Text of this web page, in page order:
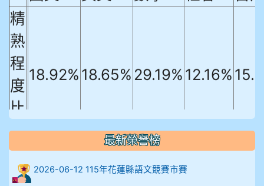
精
熟
程
度
比
例
18.92% 18.65% 29.19% 12.16%
906陳兆宏 5A10+ 作文5
912余 嘉 5A10+
最新榮譽榜
2026-06-12 115年花蓮縣語文競賽市賽